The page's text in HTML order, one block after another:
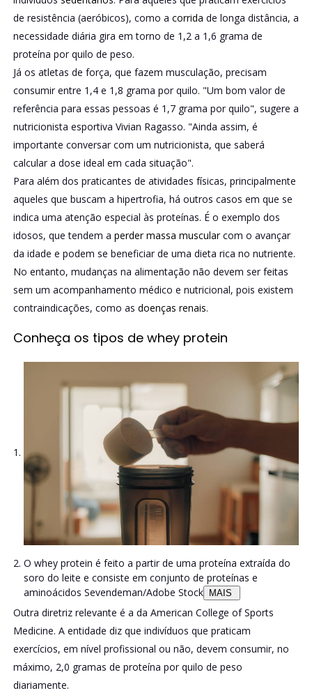
de resistência (aeróbicos), como a corrida de longa distância, a
necessidade diária gira em torno de 1,2 a 1,6 grama de
proteína por quilo de peso.
Já os atletas de força, que fazem musculação, precisam
consumir entre 1,4 e 1,8 grama por quilo. "Um bom valor de
referência para essas pessoas é 1,7 grama por quilo", sugere a
nutricionista esportiva Vivian Ragasso. "Ainda assim, é
importante conversar com um nutricionista, que saberá
calcular a dose ideal em cada situação".
Para além dos praticantes de atividades físicas, principalmente
aqueles que buscam a hipertrofia, há outros casos em que se
indica uma atenção especial às proteínas. É o exemplo dos
idosos, que tendem a perder massa muscularcom o avançar
da idade e podem se beneficiar de uma dieta rica no nutriente.
No entanto, mudanças na alimentação não devem ser feitas
sem um acompanhamento médico e nutricional, pois existem
contraindicações, como as doenças renais.
Conheça os tipos de whey protein
O whey protein é feito a partir de uma proteína extraída do
soro do leite e consiste em conjunto de proteínas e
aminoácidos Sevendeman/Adobe Stock MAIS
Outra diretriz relevante é a da American College of Sports
Medicine. A entidade diz que indivíduos que praticam
exercícios, em nível profissional ou não, devem consumir, no
máximo, 2,0 gramas de proteína por quilo de peso
diariamente.